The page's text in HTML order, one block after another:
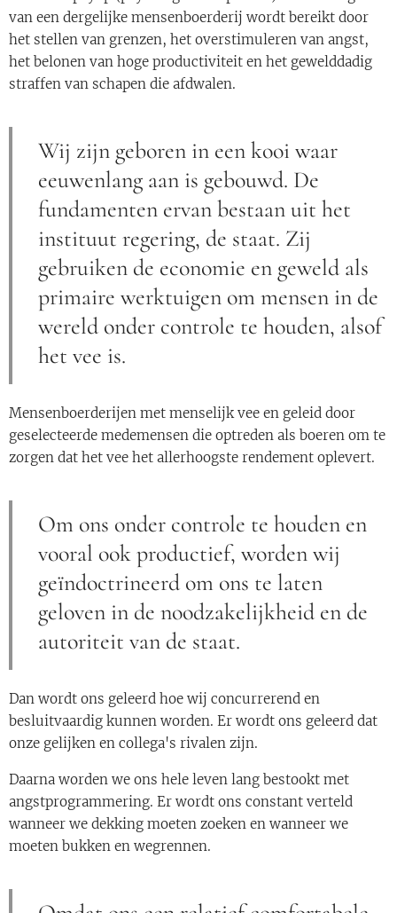
van een dergelijke mensenboerderij wordt bereikt door
het stellen van grenzen, het overstimuleren van angst,
het belonen van hoge productiviteit en het gewelddadig
straffen van schapen die afdwalen.
Wij zijn geboren in een kooi waar
eeuwenlang aan is gebouwd. De
fundamenten ervan bestaan uit het
instituut regering, de staat. Zij
gebruiken de economie en geweld als
primaire werktuigen om mensen in de
wereld onder controle te houden, alsof
het vee is.
Mensenboerderijen met menselijk vee en geleid door
geselecteerde medemensen die optreden als boeren om te
zorgen dat het vee het allerhoogste rendement oplevert.
Om ons onder controle te houden en
vooral ook productief, worden wij
geïndoctrineerd om ons te laten
geloven in de noodzakelijkheid en de
autoriteit van de staat.
Dan wordt ons geleerd hoe wij concurrerend en
besluitvaardig kunnen worden. Er wordt ons geleerd dat
onze gelijken en collega's rivalen zijn.
Daarna worden we ons hele leven lang bestookt met
angstprogrammering. Er wordt ons constant verteld
wanneer we dekking moeten zoeken en wanneer we
moeten bukken en wegrennen.